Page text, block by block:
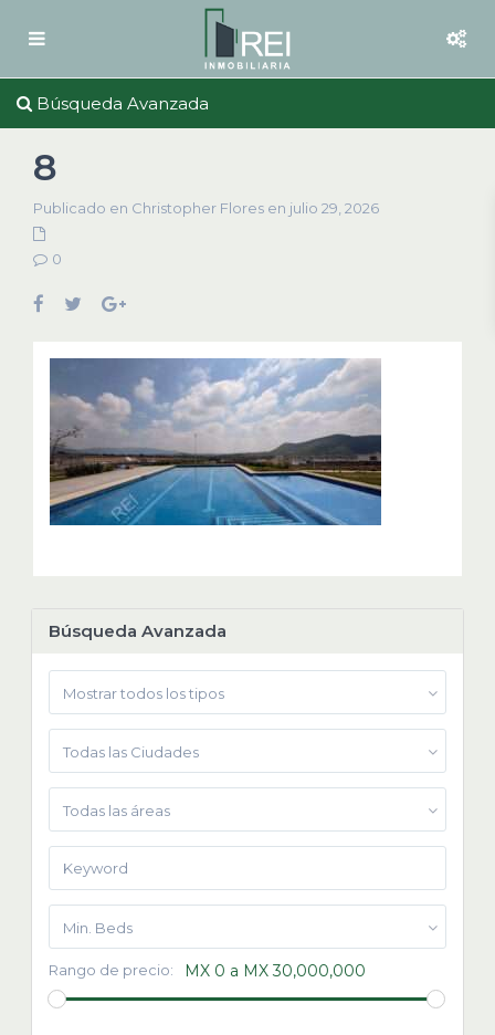
Búsqueda Avanzada
8
Publicado en Christopher Flores en julio 29, 2026
0
Búsqueda Avanzada
Mostrar todos los tipos
Todas las Ciudades
Todas las áreas
Min. Beds
Rango de precio: MX 0 a MX 30,000,000